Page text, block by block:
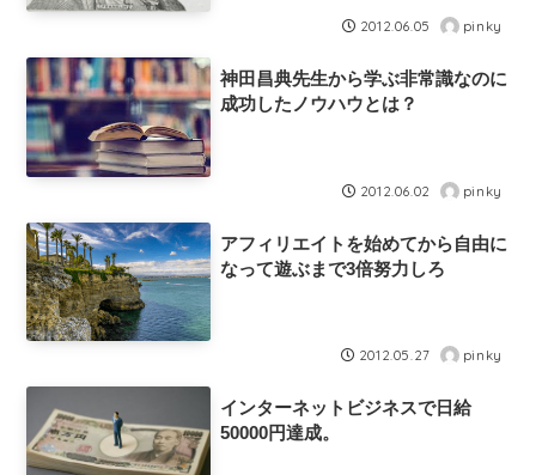
2012.06.05 pinky
神田昌典先生から学ぶ非常識なのに
成功したノウハウとは？
2012.06.02 pinky
アフィリエイトを始めてから自由に
なって遊ぶまで3倍努力しろ
2012.05.27 pinky
インターネットビジネスで日給
50000円達成。